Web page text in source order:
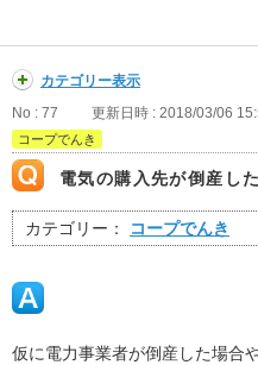
カテゴリー表示
No : 77
更新日時 : 2018/03/06
コープでんき
電気の購入先が倒産し
カテゴリー： コープでんき
仮に電力事業者が倒産した場合